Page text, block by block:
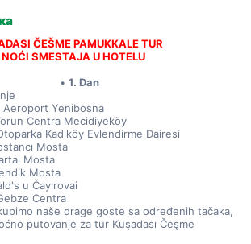
ČEŠME PAMUKKALE TUR
SMESTAJA U HOTELU
1. Dan
Aeroport Yenibosna
Centra Mecidiyeköy
Kadıköy Evlendirme Dairesi
Mosta
Mosta
Mosta
u Čayırovai
Centra
naše drage goste sa određenih tačaka,
putovanje za tur Kuşadası Čeşme